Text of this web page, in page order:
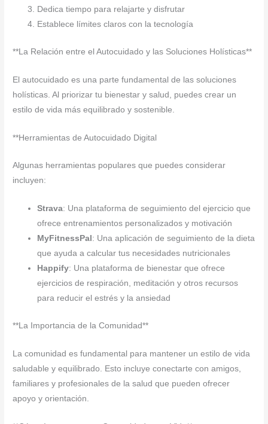
Dedica tiempo para relajarte y disfrutar
Establece límites claros con la tecnología
**La Relación entre el Autocuidado y las Soluciones Holísticas**
El autocuidado es una parte fundamental de las soluciones
holísticas. Al priorizar tu bienestar y salud, puedes crear un
estilo de vida más equilibrado y sostenible.
**Herramientas de Autocuidado Digital
Algunas herramientas populares que puedes considerar
incluyen:
Strava: Una plataforma de seguimiento del ejercicio que
ofrece entrenamientos personalizados y motivación
MyFitnessPal : Una aplicación de seguimiento de la dieta
que ayuda a calcular tus necesidades nutricionales
Happify: Una plataforma de bienestar que ofrece
ejercicios de respiración, meditación y otros recursos
para reducir el estrés y la ansiedad
**La Importancia de la Comunidad**
La comunidad es fundamental para mantener un estilo de vida
saludable y equilibrado. Esto incluye conectarte con amigos,
familiares y profesionales de la salud que pueden ofrecer
apoyo y orientación.